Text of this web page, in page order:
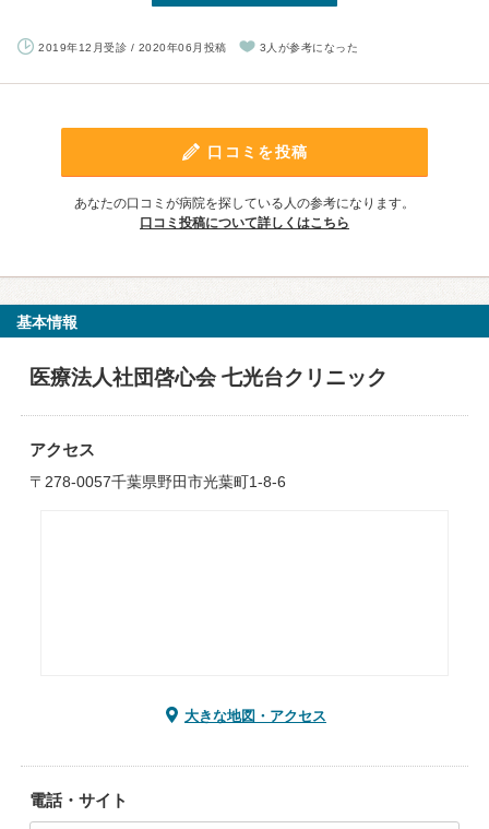
2019年12月受診 / 2020年06月投稿 3人が参考になった
口コミを投稿
あなたの口コミが病院を探している人の参考になります。
口コミ投稿について詳しくはこちら
基本情報
医療法人社団啓心会 七光台クリニック
アクセス
〒278-0057千葉県野田市光葉町1-8-6
大きな地図・アクセス
電話・サイト